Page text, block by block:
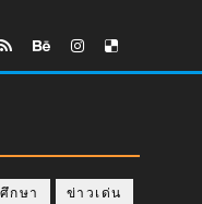
กษา ข่าวเด่น